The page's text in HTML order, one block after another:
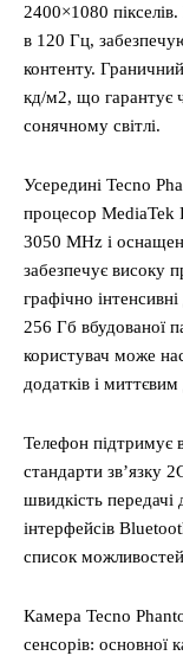
2400×1080
в 120 Гц,
контенту.
кд/м2, що гарантує
сонячному світлі.
Усередині Tecno
процесор MediaTek
3050 MHz і
забезпечує високу
графічно
256 Гб вбудованої
користувач може
додатків і
Телефон підтримує
стандарти зв’язку
швидкість передачі
інтерфейсів
список
Камера Tecno
сенсорів: основної